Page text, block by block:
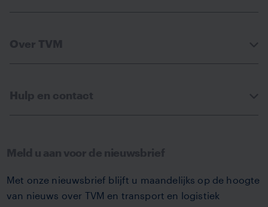
Over TVM
Hulp en contact
Meld u aan voor de nieuwsbrief
Met onze nieuwsbrief blijft u maandelijks op de hoogte
van nieuws over TVM en transport en logistiek